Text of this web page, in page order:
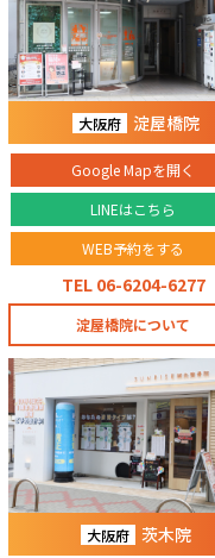
大阪府 淀屋橋院
Google Mapを開く
LINEはこちら
WEB予約をする
TEL 06-6204-6277
淀屋橋院について
大阪府 茨木院